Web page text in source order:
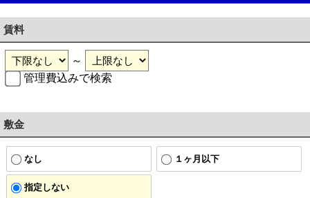
賃料
～
管理費込みで検索
敷金
なし １ヶ月以下
指定しない